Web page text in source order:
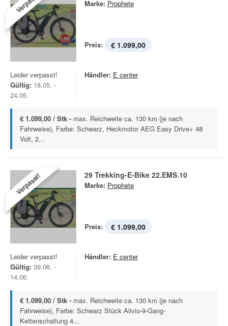
Marke: Prophete
Preis: € 1.099,00
Leider verpasst!
Gültig: 18.05. -
24.05.
Händler: E center
€ 1.099,00 / Stk - max. Reichweite ca. 130 km (je nach
Fahrweise), Farbe: Schwarz, Heckmotor AEG Easy Drive+ 48
Volt, 2...
Verpasst! 29 Trekking-E-Bike 22.EMS.10
Marke: Prophete
Preis: € 1.099,00
Leider verpasst!
Gültig: 09.06. -
14.06.
Händler: E center
€ 1.099,00 / Stk - max. Reichweite ca. 130 km (je nach
Fahrweise), Farbe: Schwarz Stück Alivio-9-Gang-
Kettenschaltung 4...